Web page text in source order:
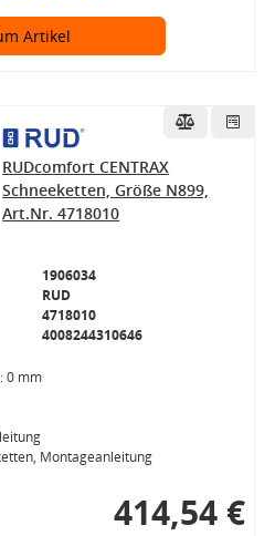
Artikel
RUDcomfort CENTRAX
Schneeketten, Größe N899,
Art.Nr. 4718010
1906034
RUD
4718010
4008244310646
0 mm
Montageanleitung
414,54 €